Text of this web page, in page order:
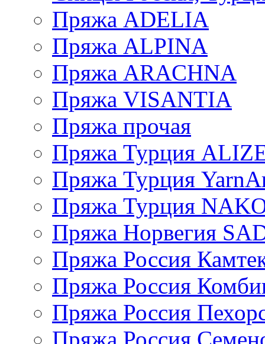
Пряжа ADELIA
Пряжа ALPINA
Пряжа ARACHNA
Пряжа VISANTIA
Пряжа прочая
Пряжа Турция
Пряжа Турция
Пряжа Турция
Пряжа Норвегия
Пряжа Россия
Пряжа Россия
Пряжа Россия
Пряжа Россия